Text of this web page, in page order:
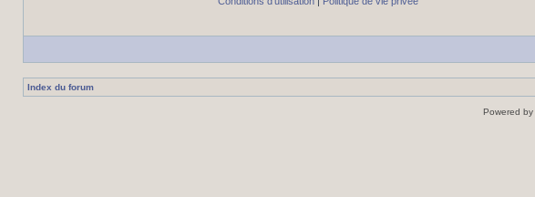
Index du forum
Powered by